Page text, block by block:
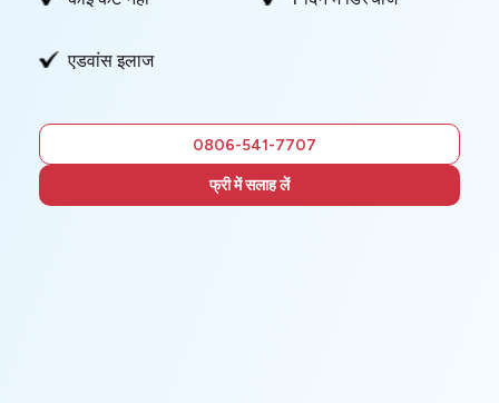
फ्री में सलाह
लें
एडवांस इलाज
0806-541-7707
फ्री में सलाह लें